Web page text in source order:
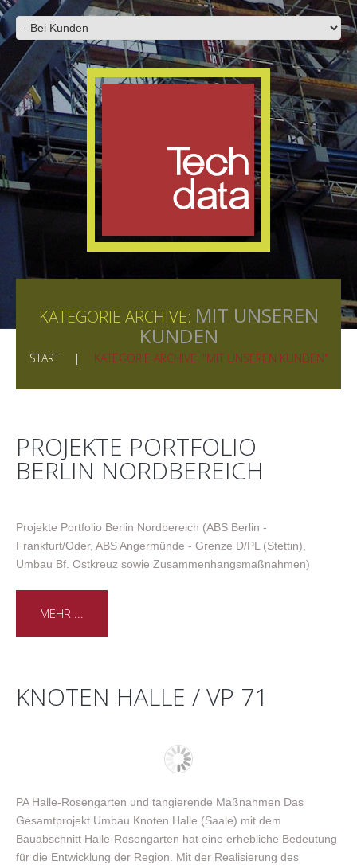
KATEGORIE ARCHIVE: MIT UNSEREN
KUNDEN
START KATEGORIE ARCHIVE: "MIT UNSEREN KUNDEN"
PROJEKTE PORTFOLIO
BERLIN NORDBEREICH
Projekte Portfolio Berlin Nordbereich (ABS Berlin -
Frankfurt/Oder, ABS Angermünde - Grenze D/PL (Stettin),
Umbau Bf. Ostkreuz sowie Zusammenhangsmaßnahmen)
MEHR ...
KNOTEN HALLE / VP 71
PA Halle-Rosengarten und tangierende Maßnahmen Das
Gesamtprojekt Umbau Knoten Halle (Saale) mit dem
Bauabschnitt Halle-Rosengarten hat eine erhebliche Bedeutung
für die Entwicklung der Region. Mit der Realisierung des